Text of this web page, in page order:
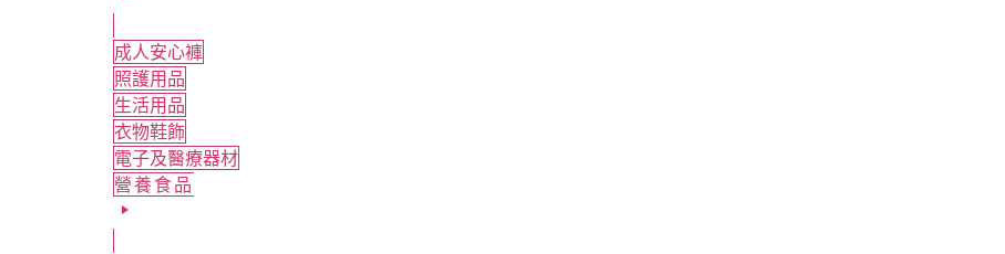
成人安心褲
照護用品
生活用品
衣物鞋飾
電子及醫療器材
營養食品